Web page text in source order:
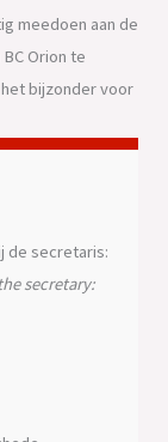
meedoen aan de
Orion te
bijzonder voor
de secretaris:
secretary: